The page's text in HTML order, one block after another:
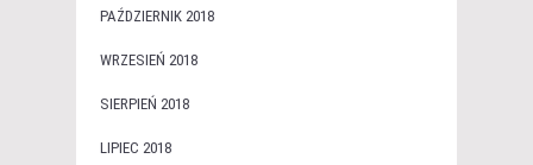
PAŹDZIERNIK 2018
WRZESIEŃ 2018
SIERPIEŃ 2018
LIPIEC 2018